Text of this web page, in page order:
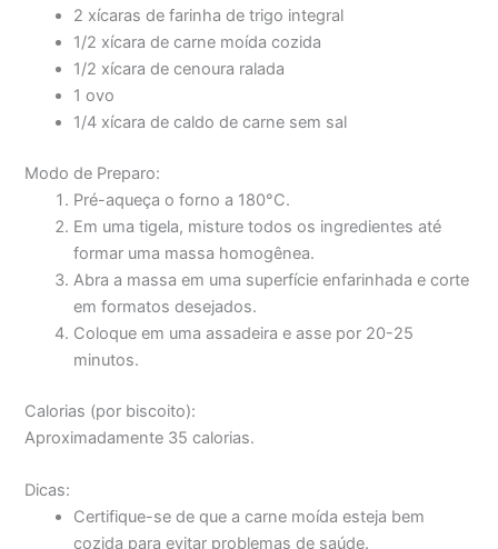
2 xícaras de farinha de trigo integral
1/2 xícara de carne moída cozida
1/2 xícara de cenoura ralada
1 ovo
1/4 xícara de caldo de carne sem sal
Modo de Preparo:
Pré-aqueça o forno a 180°C.
Em uma tigela, misture todos os ingredientes até
formar uma massa homogênea.
Abra a massa em uma superfície enfarinhada e corte
em formatos desejados.
Coloque em uma assadeira e asse por 20-25
minutos.
Calorias (por biscoito):
Aproximadamente 35 calorias.
Dicas:
Certifique-se de que a carne moída esteja bem
cozida para evitar problemas de saúde.